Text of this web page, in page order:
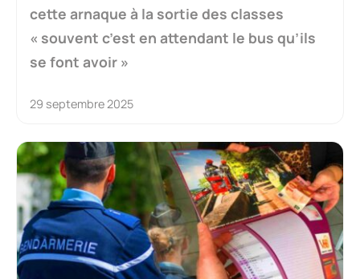
cette arnaque à la sortie des classes
« souvent c’est en attendant le bus qu’ils
se font avoir »
29 septembre 2025